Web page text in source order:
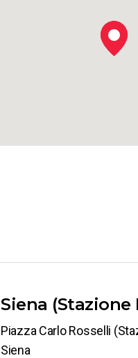
Siena (Stazione
Piazza Carlo Rosselli
Siena